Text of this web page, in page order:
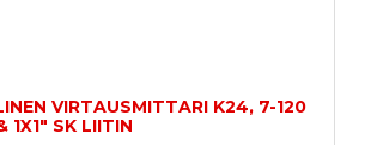
VIRTAUSMITTARI K24, 7-120
1X1" SK LIITIN